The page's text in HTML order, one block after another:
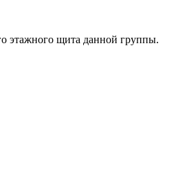
этажного щита данной группы.